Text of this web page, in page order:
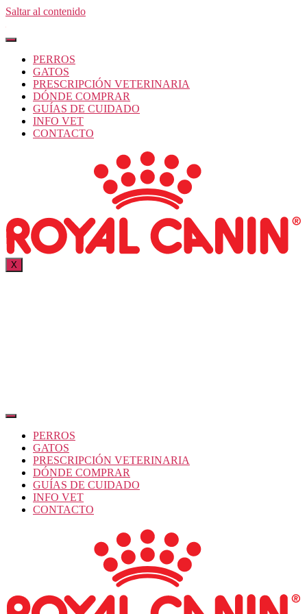
Saltar al contenido
PERROS
GATOS
PRESCRIPCIÓN VETERINARIA
DÓNDE COMPRAR
GUÍAS DE CUIDADO
INFO VET
CONTACTO
X
PERROS
GATOS
PRESCRIPCIÓN VETERINARIA
DÓNDE COMPRAR
GUÍAS DE CUIDADO
INFO VET
CONTACTO